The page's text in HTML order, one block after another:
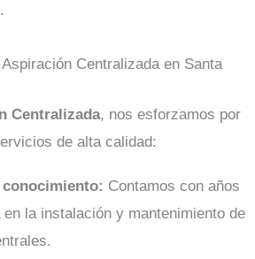
Centralizada en Santa
Centralizada, nos esforzamos por
de alta calidad:
Contamos con años
la instalación y mantenimiento de